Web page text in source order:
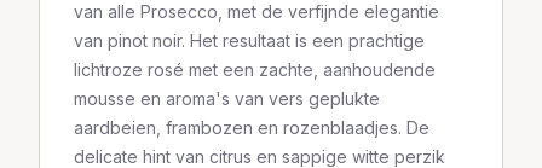
van alle Prosecco, met de verfijnde elegantie
van pinot noir. Het resultaat is een prachtige
lichtroze rosé met een zachte, aanhoudende
mousse en aroma's van vers geplukte
aardbeien, frambozen en rozenblaadjes. De
delicate hint van citrus en sappige witte perzik